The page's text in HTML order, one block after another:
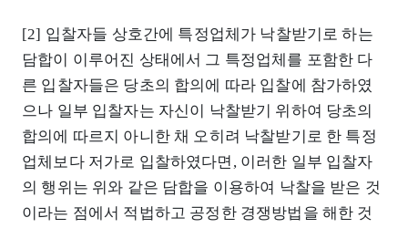
[2] 입찰자들 상호간에 특정업체가 낙찰받기로 하는
담합이 이루어진 상태에서 그 특정업체를 포함한 다
른 입찰자들은 당초의 합의에 따라 입찰에 참가하였
으나 일부 입찰자는 자신이 낙찰받기 위하여 당초의
합의에 따르지 아니한 채 오히려 낙찰받기로 한 특정
업체보다 저가로 입찰하였다면, 이러한 일부 입찰자
의 행위는 위와 같은 담합을 이용하여 낙찰을 받은 것
이라는 점에서 적법하고 공정한 경쟁방법을 해한 것